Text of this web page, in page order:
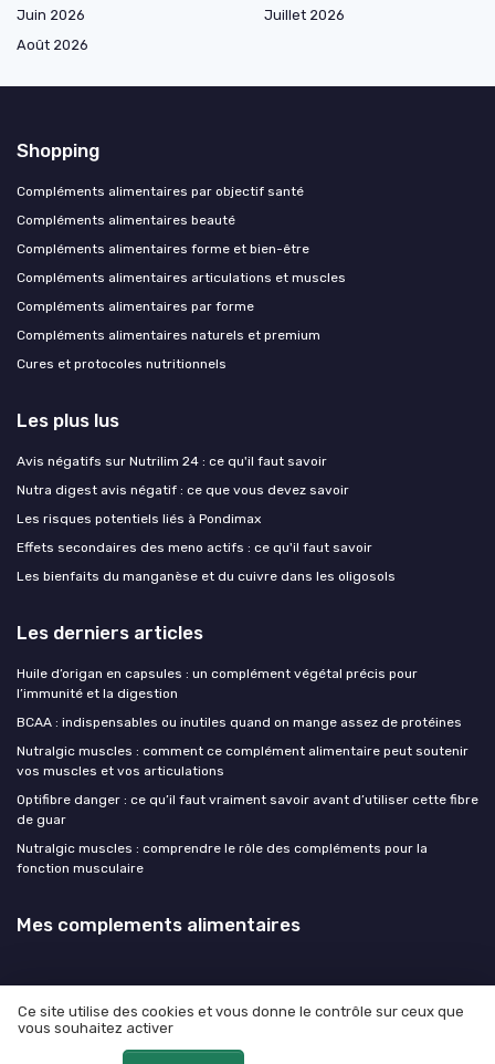
Juin 2026
Juillet 2026
Août 2026
Shopping
Compléments alimentaires par objectif santé
Compléments alimentaires beauté
Compléments alimentaires forme et bien-être
Compléments alimentaires articulations et muscles
Compléments alimentaires par forme
Compléments alimentaires naturels et premium
Cures et protocoles nutritionnels
Les plus lus
Avis négatifs sur Nutrilim 24 : ce qu'il faut savoir
Nutra digest avis négatif : ce que vous devez savoir
Les risques potentiels liés à Pondimax
Effets secondaires des meno actifs : ce qu'il faut savoir
Les bienfaits du manganèse et du cuivre dans les oligosols
Les derniers articles
Huile d’origan en capsules : un complément végétal précis pour
l’immunité et la digestion
BCAA : indispensables ou inutiles quand on mange assez de protéines
Nutralgic muscles : comment ce complément alimentaire peut soutenir
vos muscles et vos articulations
Optifibre danger : ce qu’il faut vraiment savoir avant d’utiliser cette fibre
de guar
Nutralgic muscles : comprendre le rôle des compléments pour la
fonction musculaire
Mes complements alimentaires
Mentions légales
Ce site utilise des cookies et vous donne le contrôle sur ceux que
vous souhaitez activer